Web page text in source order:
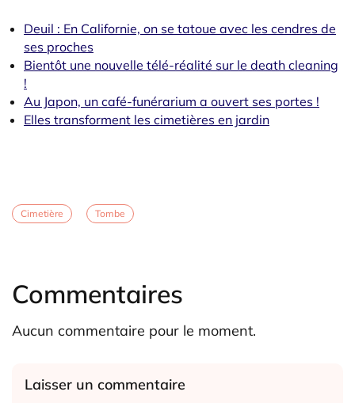
Deuil : En Californie, on se tatoue avec les cendres de
ses proches
Bientôt une nouvelle télé-réalité sur le death cleaning
!
Au Japon, un café-funérarium a ouvert ses portes !
Elles transforment les cimetières en jardin
Cimetière Tombe
Commentaires
Aucun commentaire pour le moment.
Laisser un commentaire